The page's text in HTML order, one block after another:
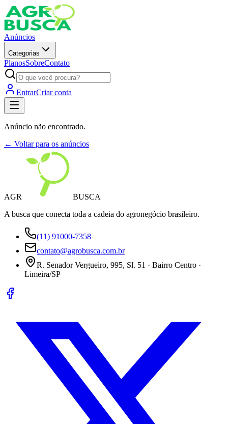
Anúncios
Categorias
PlanosSobreContato
EntrarCriar conta
Anúncio não encontrado.
← Voltar para os anúncios
AGR
BUSCA
A busca que conecta toda a cadeia do agronegócio brasileiro.
(11) 91000-7358
contato@agrobusca.com.br
R. Senador Vergueiro, 995, Sl. 51 · Bairro Centro ·
Limeira/SP